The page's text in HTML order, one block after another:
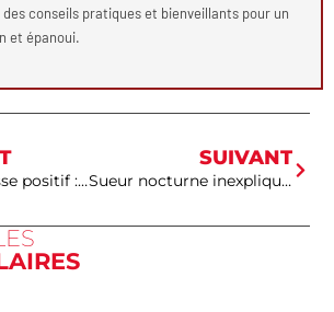
conseils pratiques et bienveillants pour un
et épanoui.
Test de grossesse positif : émotions, étapes clés et conseils immédiats pour bien réagir
SUIVANT
Sueur nocturne inexpliquée la nuit chez la femme après 40 ans comment réagir sans paniquer